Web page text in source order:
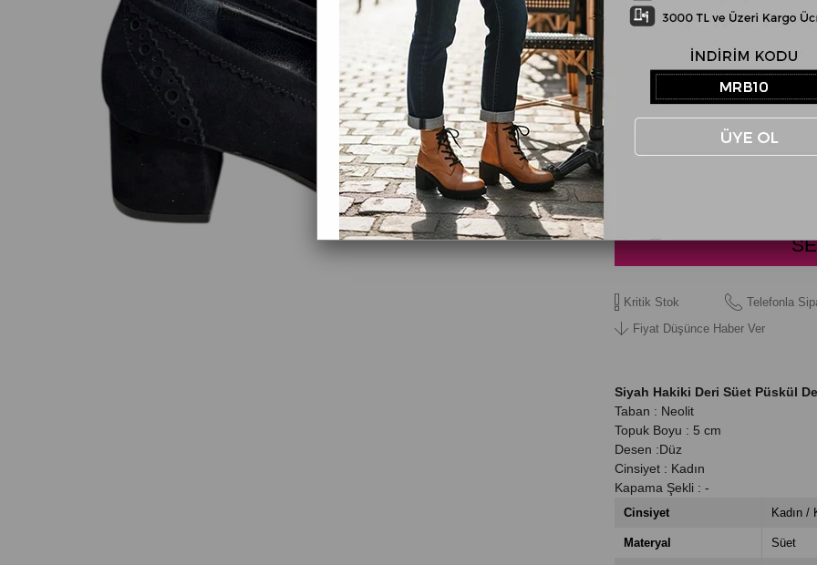
RENK
Siyah
Kritik Stok Telefonla
Fiyat Düşünce Haber Ver
Siyah Hakiki Deri Süet Püskül
Taban : Neolit
Topuk Boyu : 5 cm
Desen :Düz
Cinsiyet : Kadın
Kapama Şekli : -
Cinsiyet Kadın /
Materyal Süet